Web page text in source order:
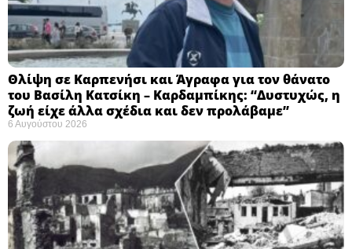
Θλίψη σε Καρπενήσι και Άγραφα για τον θάνατο
του Βασίλη Κατσίκη – Καρδαμπίκης: “Δυστυχώς, η
ζωή είχε άλλα σχέδια και δεν προλάβαμε”
6 Αυγούστου 2026